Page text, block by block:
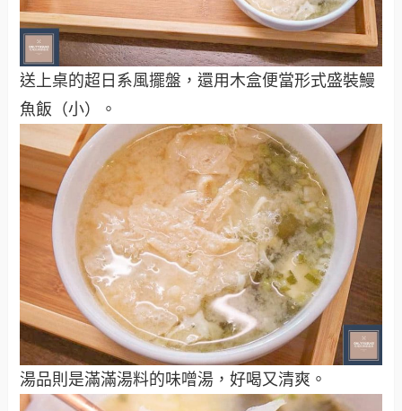
送上桌的超日系風擺盤，還用木盒便當形式盛裝鰻
魚飯（小）。
湯品則是滿滿湯料的味噌湯，好喝又清爽。